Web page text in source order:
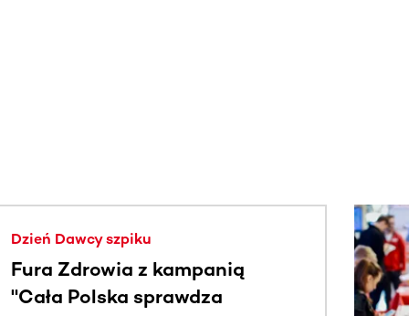
Dzień Dawcy szpiku
Fura Zdrowia z kampanią
"Cała Polska sprawdza